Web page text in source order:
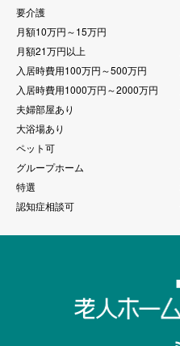
要介護
月額10万円～15万円
月額21万円以上
入居時費用100万円～500万円
入居時費用1000万円～2000万円
夫婦部屋あり
大浴場あり
ペット可
グループホーム
特選
認知症相談可